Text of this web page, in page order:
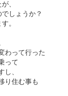
、
しょうか？
。
わって行った
って
し、
り住む事も